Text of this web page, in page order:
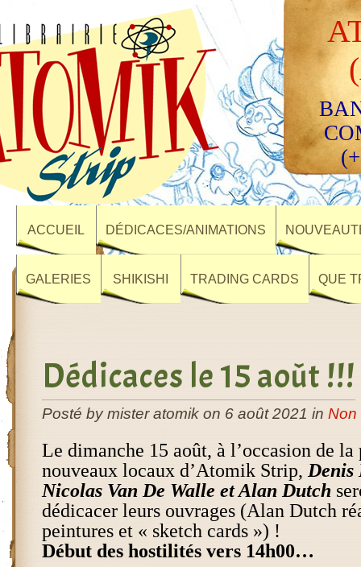
ACCUEIL DÉDICACES/ANIMATIONS
GALERIES SHIKISHI TRADING CARDS QUE
Dédicaces le 15 août !!!
Posté by mister atomik on 6 août 2021 in Non
Le dimanche 15 août, à l’occasion de la
nouveaux locaux d’Atomik Strip, Denis
Nicolas Van De Walle et Alan Dutch
dédicacer leurs ouvrages (Alan Dutch
peintures et « sketch cards ») !
Début des hostilités vers 14h00…